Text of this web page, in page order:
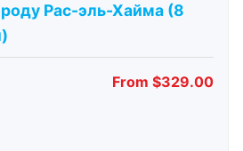
Рас-эль-Хайма (8
From $329.00